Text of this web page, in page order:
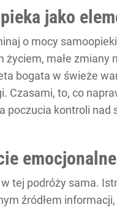
jako
o mocy
życiem, małe
bogata w świeże
Czasami, to, co
poczucia kontroli nad
tej podróży sama.
źródłem